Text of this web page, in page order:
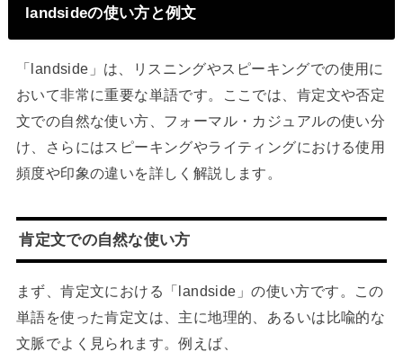
landsideの使い方と例文
「landside」は、リスニングやスピーキングでの使用に
おいて非常に重要な単語です。ここでは、肯定文や否定
文での自然な使い方、フォーマル・カジュアルの使い分
け、さらにはスピーキングやライティングにおける使用
頻度や印象の違いを詳しく解説します。
肯定文での自然な使い方
まず、肯定文における「landside」の使い方です。この
単語を使った肯定文は、主に地理的、あるいは比喩的な
文脈でよく見られます。例えば、